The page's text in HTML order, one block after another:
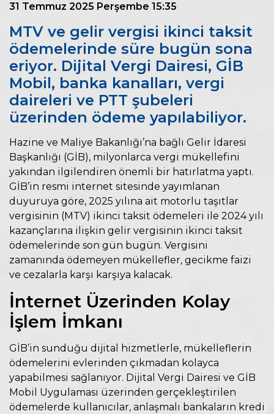
31 Temmuz 2025 Perşembe 15:35
MTV ve gelir vergisi ikinci taksit
ödemelerinde süre bugün sona
eriyor. Dijital Vergi Dairesi, GİB
Mobil, banka kanalları, vergi
daireleri ve PTT şubeleri
üzerinden ödeme yapılabiliyor.
Hazine ve Maliye Bakanlığı’na bağlı Gelir İdaresi
Başkanlığı (GİB), milyonlarca vergi mükellefini
yakından ilgilendiren önemli bir hatırlatma yaptı.
GİB’in resmi internet sitesinde yayımlanan
duyuruya göre, 2025 yılına ait motorlu taşıtlar
vergisinin (MTV) ikinci taksit ödemeleri ile 2024 yılı
kazançlarına ilişkin gelir vergisinin ikinci taksit
ödemelerinde son gün bugün. Vergisini
zamanında ödemeyen mükellefler, gecikme faizi
ve cezalarla karşı karşıya kalacak.
İnternet Üzerinden Kolay
İşlem İmkanı
GİB’in sunduğu dijital hizmetlerle, mükelleflerin
ödemelerini evlerinden çıkmadan kolayca
yapabilmesi sağlanıyor. Dijital Vergi Dairesi ve GİB
Mobil Uygulaması üzerinden gerçekleştirilen
ödemelerde kullanıcılar, anlaşmalı bankaların kredi